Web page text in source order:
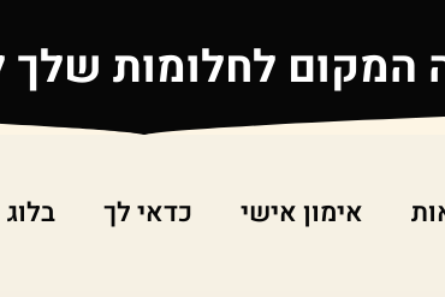
המקום לחלומות
אימון אישי כדאי לך בלוג